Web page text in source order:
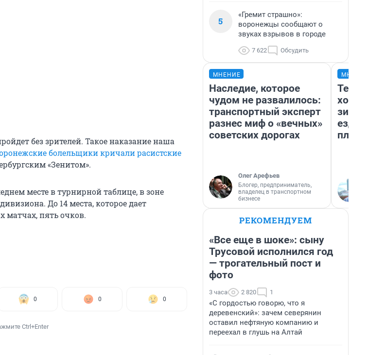
без зрителей. Такое наказание наша
болельщики кричали расистские
«Зенитом».
месте в турнирной таблице, в зоне
До 14 места, которое дает
матчах, пять очков.
0 0 0
Ctrl+Enter
5
«Гремит страшно»:
воронежцы сообщают о
звуках взрывов в городе
7 622 Обсудить
МНЕНИЕ
Наследие, которое
чудом не развалилось:
транспортный эксперт
разнес миф о «вечных»
советских дорогах
Олег Арефьев
Блогер, предприниматель,
владелец в транспортном
бизнесе
ездит
РЕКОМЕНДУЕМ
«Все еще в шоке»: сыну
Трусовой исполнился год
— трогательный пост и
фото
3 часа 2 820 1
«С гордостью говорю, что я
деревенский»: зачем северянин
оставил нефтяную компанию и
переехал в глушь на Алтай